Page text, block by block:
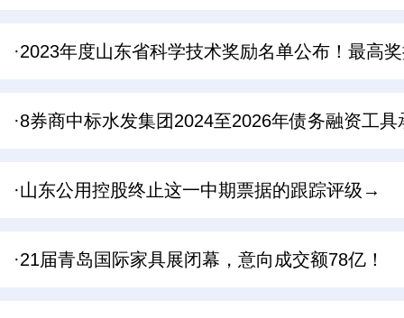
·2023年度山东省科学技术奖励名单公布！最高
·8券商中标水发集团2024至2026年债务融资工具
·山东公用控股终止这一中期票据的跟踪评级→
·21届青岛国际家具展闭幕，意向成交额78亿！